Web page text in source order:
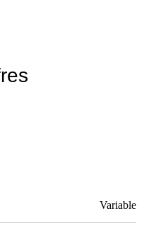
Variable